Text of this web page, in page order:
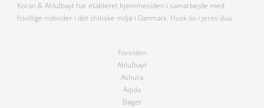
Koran & Ahlulbayt har etableret hjemmesiden i samarbejde med
frivillige individer i det shitiske miljø i Danmark. Husk os i jeres dua.
Forsiden
Ahlulbayt
Ashura
Aqida
Bøger